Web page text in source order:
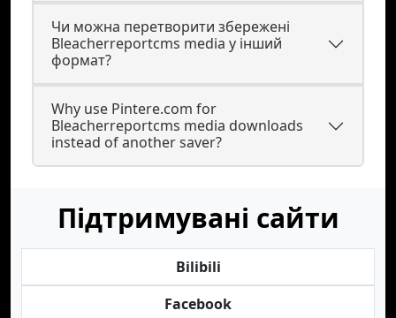
Чи можна перетворити збережені
Bleacherreportcms media у інший
формат?
Why use Pintere.com for
Bleacherreportcms media downloads
instead of another saver?
Підтримувані сайти
Bilibili
Facebook